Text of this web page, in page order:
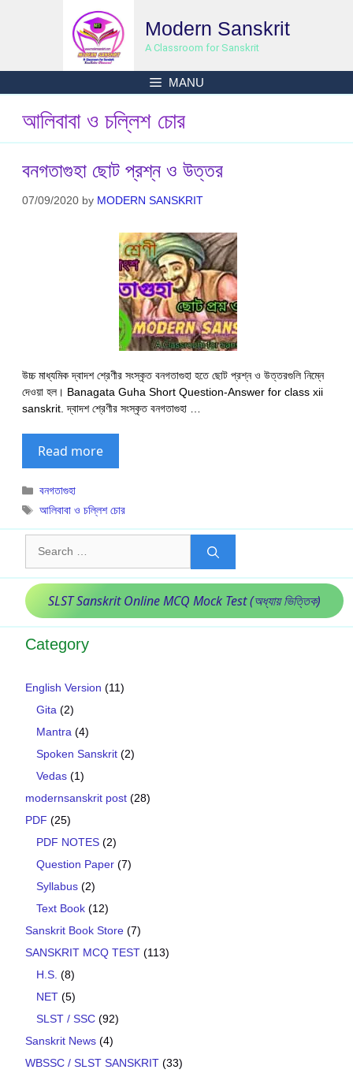
Modern Sanskrit
A Classroom for Sanskrit
MANU
আলিবাবা ও চল্লিশ চোর
বনগতাগুহা ছোট প্রশ্ন ও উত্তর
07/09/2020 by MODERN SANSKRIT
উচ্চ মাধ্যমিক দ্বাদশ শ্রেণীর সংস্কৃত বনগতাগুহা হতে ছোট প্রশ্ন ও উত্তরগুলি নিম্নে
দেওয়া হল। Banagata Guha Short Question-Answer for class xii
sanskrit. দ্বাদশ শ্রেণীর সংস্কৃত বনগতাগুহা …
Read more
Categories
বনগতাগুহা
Tags
আলিবাবা ও চল্লিশ চোর
for:
SLST Sanskrit Online MCQ Mock Test (অধ্যায় ভিত্তিক)
Category
English Version (11)
Gita (2)
Mantra (4)
Spoken Sanskrit (2)
Vedas (1)
modernsanskrit post (28)
PDF (25)
PDF NOTES (2)
Question Paper (7)
Syllabus (2)
Text Book (12)
Sanskrit Book Store (7)
SANSKRIT MCQ TEST (113)
H.S. (8)
NET (5)
SLST / SSC (92)
Sanskrit News (4)
WBSSC / SLST SANSKRIT (33)